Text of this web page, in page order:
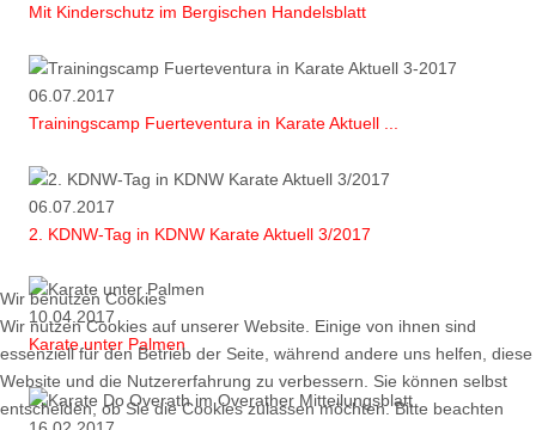
Mit Kinderschutz im Bergischen Handelsblatt
06.07.2017
Trainingscamp Fuerteventura in Karate Aktuell ...
06.07.2017
2. KDNW-Tag in KDNW Karate Aktuell 3/2017
10.04.2017
Karate unter Palmen
Wir benutzen Cookies
Wir nutzen Cookies auf unserer Website. Einige von ihnen sind
essenziell für den Betrieb der Seite, während andere uns helfen, diese
Website und die Nutzererfahrung zu verbessern. Sie können selbst
entscheiden, ob Sie die Cookies zulassen möchten. Bitte beachten